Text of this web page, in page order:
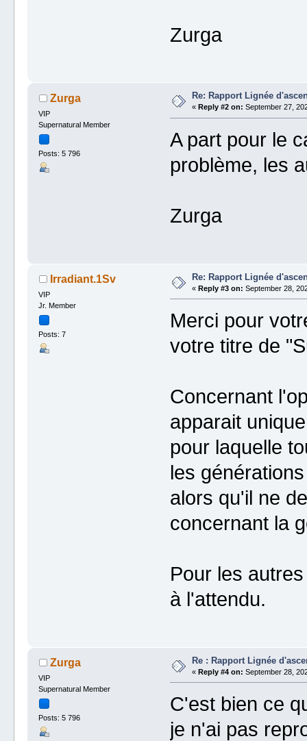
Zurga
Zurga
VIP
Supernatural Member
Posts: 5 796
Re: Rapport Lignée
« Reply #2 on: September 27,
A part pour le
problème, les
Zurga
Irradiant.1Sv
VIP
Jr. Member
Posts: 7
Re: Rapport Lignée
«Reply #3 on: September 28,
Merci pour
votre titre de
Concernant
apparait
pour laquelle
les
alors qu'il ne
concernant la
Pour les
à l'attendu.
Zurga
VIP
Supernatural Member
Posts: 5 796
Re : Rapport Lignée
«Reply #4 on: September 28,
C'est bien ce
je n'ai pas